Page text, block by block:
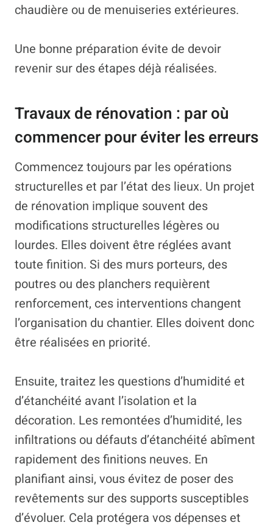
chaudière ou de menuiseries extérieures.
Une bonne préparation évite de devoir
revenir sur des étapes déjà réalisées.
Travaux de rénovation : par où
commencer pour éviter les erreurs
Commencez toujours par les opérations
structurelles et par l’état des lieux. Un projet
de rénovation implique souvent des
modifications structurelles légères ou
lourdes. Elles doivent être réglées avant
toute finition. Si des murs porteurs, des
poutres ou des planchers requièrent
renforcement, ces interventions changent
l’organisation du chantier. Elles doivent donc
être réalisées en priorité.
Ensuite, traitez les questions d’humidité et
d’étanchéité avant l’isolation et la
décoration. Les remontées d’humidité, les
infiltrations ou défauts d’étanchéité abîment
rapidement des finitions neuves. En
planifiant ainsi, vous évitez de poser des
revêtements sur des supports susceptibles
d’évoluer. Cela protégera vos dépenses et